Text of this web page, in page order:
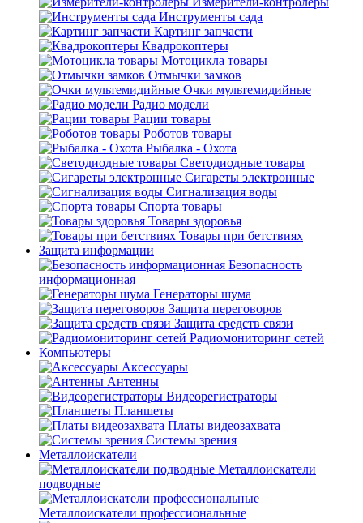
Инструменты сада
Картинг запчасти
Квадрокоптеры
Мотоцикла товары
Отмычки замков
Очки мультемидийные
Радио модели
Рации товары
Роботов товары
Рыбалка - Охота
Светодиодные товары
Сигареты электронные
Сигнализация воды
Спорта товары
Товары здоровья
Товары при бетствиях
Защита информации
Безопасность
информационная
Генераторы шума
Защита переговоров
Защита средств связи
Радиомониторинг сетей
Компьютеры
Аксессуары
Антенны
Видеорегистраторы
Планшеты
Платы видеозахвата
Системы зрения
Металлоискатели
Металлоискатели
подводные
Металлоискатели профессиональные